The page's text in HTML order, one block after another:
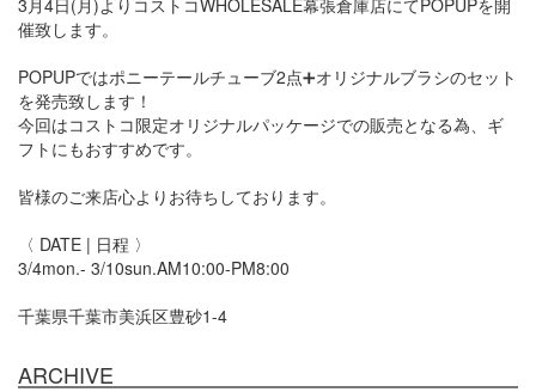
3月4日(月)よりコストコWHOLESALE幕張倉庫店にてPOPUPを開
催致します。
POPUPではポニーテールチューブ2点➕オリジナルブラシのセット
を発売致します！
今回はコストコ限定オリジナルパッケージでの販売となる為、ギ
フトにもおすすめです。
皆様のご来店心よりお待ちしております。
〈 DATE | 日程 〉
3/4mon.- 3/10sun.AM10:00-PM8:00
千葉県千葉市美浜区豊砂1-4
ARCHIVE